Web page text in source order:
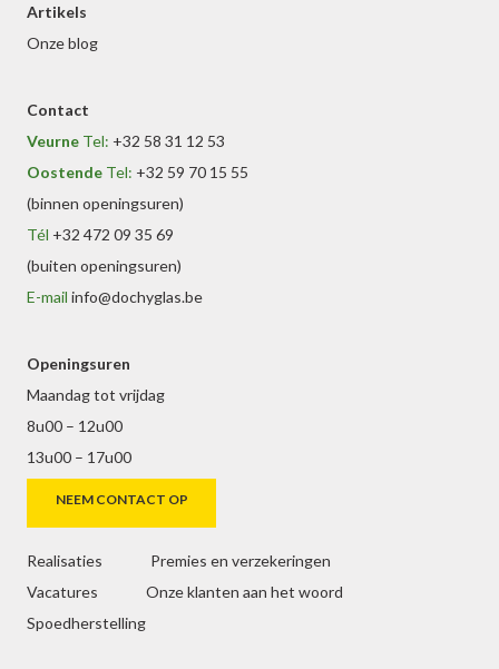
Artikels
Onze blog
Contact
Veurne Tel: +32 58 31 12 53
Oostende Tel: +32 59 70 15 55
(binnen openingsuren)
Tél +32 472 09 35 69
(buiten openingsuren)
E-mail info@dochyglas.be
Openingsuren
Maandag tot vrijdag
8u00 – 12u00
13u00 – 17u00
NEEM CONTACT OP
Realisaties
Premies en verzekeringen
Vacatures
Onze klanten aan het woord
Spoedherstelling